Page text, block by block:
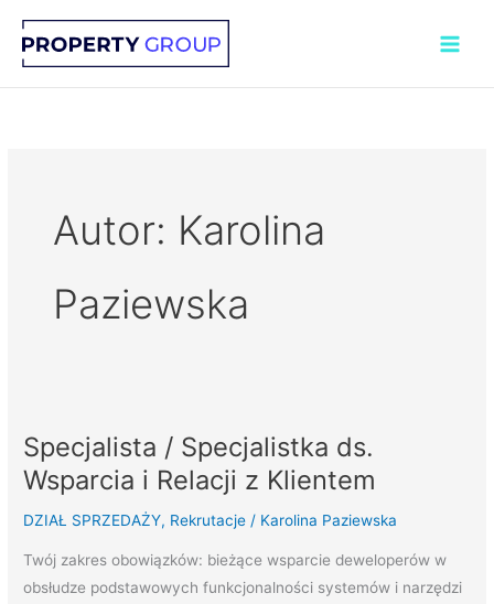
treści
Autor: Karolina
Paziewska
Specjalista / Specjalistka ds.
Wsparcia i Relacji z Klientem
DZIAŁ SPRZEDAŻY, Rekrutacje / Karolina Paziewska
Twój zakres obowiązków: bieżące wsparcie deweloperów w
obsłudze podstawowych funkcjonalności systemów i narzędzi
Specjalista
/
Specjalistka
ds.
Wsparcia
i